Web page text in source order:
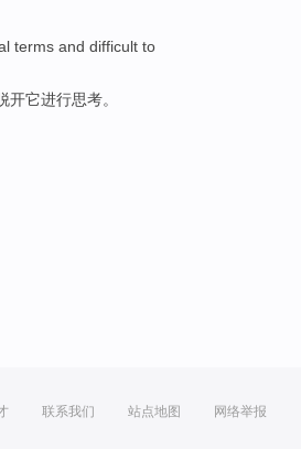
terms and difficult to
开它进行思考。
联系我们 站点地图 网络举报